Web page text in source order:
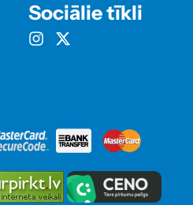
Sociālie tīkli